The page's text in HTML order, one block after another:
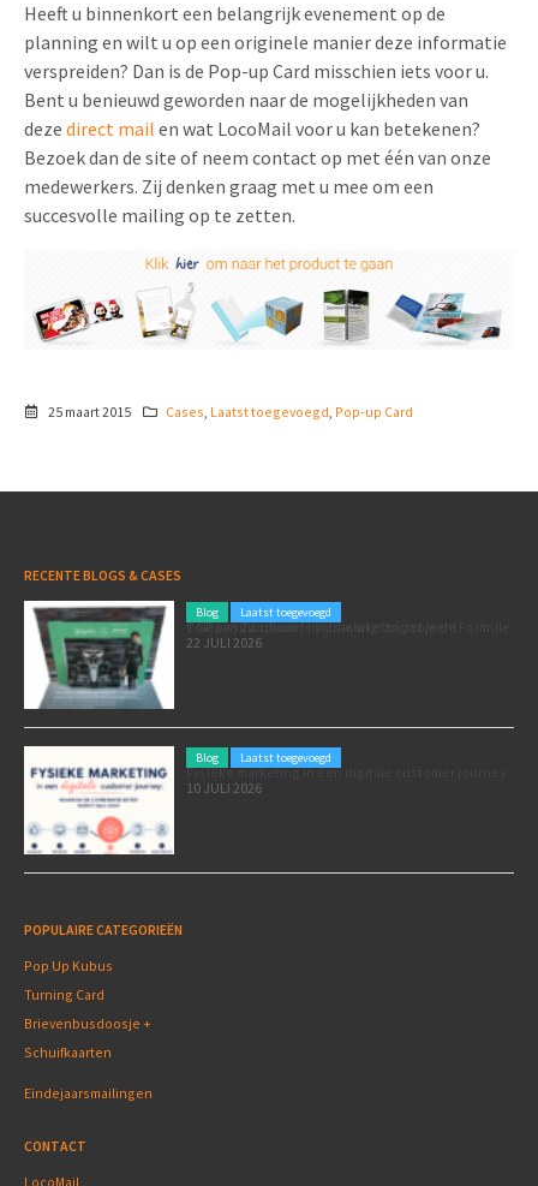
Heeft u binnenkort een belangrijk evenement op de
planning en wilt u op een originele manier deze informatie
verspreiden? Dan is de Pop-up Card misschien iets voor u.
Bent u benieuwd geworden naar de mogelijkheden van
deze direct mail en wat LocoMail voor u kan betekenen?
Bezoek dan de site of neem contact op met één van onze
medewerkers. Zij denken graag met u mee om een
succesvolle mailing op te zetten.
25 maart 2015 Cases, Laatst toegevoegd, Pop-up Card
RECENTE BLOGS & CASES
Blog Laatst toegevoegd
Poleposition voor je marketing: zó zet je de Formule 1 GP van Zandvoort in als marketingmoment
22 JULI 2026
Blog Laatst toegevoegd
Fysieke marketing in een digitale customer journey
10 JULI 2026
POPULAIRE CATEGORIEËN
Pop Up Kubus
Turning Card
Brievenbusdoosje +
Schuifkaarten
Eindejaarsmailingen
CONTACT
LocoMail